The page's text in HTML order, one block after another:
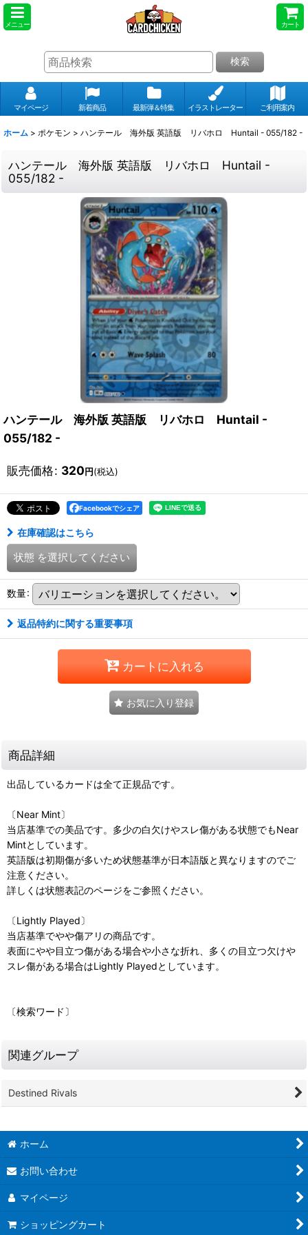
メニュー カート
検索
マイページ 新着商品 最新弾＆特集 イラストレーター ご利用案内
ホーム > ポケモン > ハンテール 海外版 英語版 リバホロ Huntail - 055/182 -
ハンテール 海外版 英語版 リバホロ Huntail -
055/182 -
ハンテール 海外版 英語版 リバホロ Huntail -
055/182 -
販売価格: 320円(税込)
Facebookでシェア
在庫確認はこちら
状態 を選択してください
数量:
返品特約に関する重要事項
カートに入れる
お気に入り登録
商品詳細
出品しているカードは全て正規品です。
〔Near Mint〕
当店基準での美品です。多少の白欠けやスレ傷がある状態でもNear
Mintとしています。
英語版は初期傷が多いため状態基準が日本語版と異なりますのでご
注意ください。
詳しくは状態表記のページをご参照ください。
〔Lightly Played〕
当店基準でやや傷アリの商品です。
表面にやや目立つ傷がある場合や小さな折れ、多くの目立つ欠けや
スレ傷がある場合はLightly Playedとしています。
〔検索ワード〕
関連グループ
Destined Rivals
ホーム
お問い合わせ
マイページ
ショッピングカート